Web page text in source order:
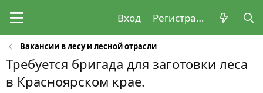
Вход Регистрация
Вакансии в лесу и лесной отрасли
Требуется бригада для заготовки леса
в Красноярском крае.